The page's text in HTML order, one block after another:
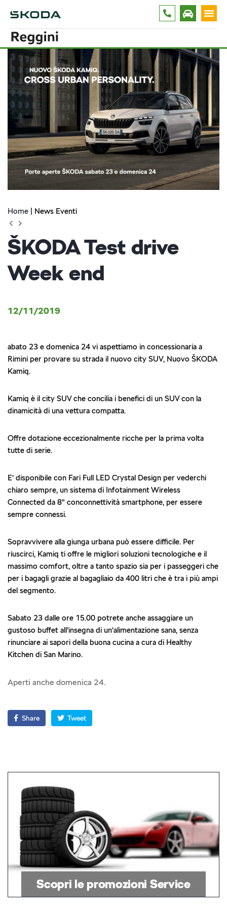
ELROQ
FABIA
KAMIQ
11
KAROQ
KODIAQ
4
OCTAVIA
SCALA
3
Home | News Eventi
ŠKODA Test drive
Week end
12/11/2019
abato 23 e domenica 24 vi aspettiamo in concessionaria a
Rimini per provare su strada il nuovo city SUV, Nuovo ŠKODA
Kamiq.
Kamiq è il city SUV che concilia i benefici di un SUV con la
dinamicità di una vettura compatta.
Offre dotazione eccezionalmente ricche per la prima volta
tutte di serie.
E’ disponibile con Fari Full LED Crystal Design per vederchi
chiaro sempre, un sistema di Infotainment Wireless
Connected da 8” conconnettività smartphone, per essere
sempre connessi.
Sopravvivere alla giunga urbana può essere difficile. Per
riuscirci, Kamiq ti offre le migliori soluzioni tecnologiche e il
massimo comfort, oltre a tanto spazio sia per i passeggeri che
per i bagagli grazie al bagagliaio da 400 litri che è tra i più ampi
del segmento.
Sabato 23 dalle ore 15.00 potrete anche assaggiare un
gustoso buffet all’insegna di un’alimentazione sana, senza
rinunciare ai sapori della buona cucina a cura di Healthy
Kitchen di San Marino.
Aperti anche domenica 24.
Share Tweet
Scopri le promozioni Service